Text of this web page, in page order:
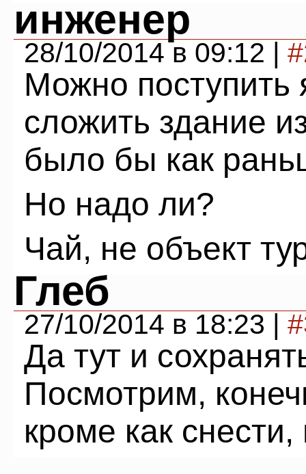
инженер
28/10/2014 в 09:12 |
Можно поступить
сложить здание
было бы как
Но надо ли?
Чай, не объект
Глеб
27/10/2014 в 18:23 |
Да тут и
Посмотрим,
кроме как